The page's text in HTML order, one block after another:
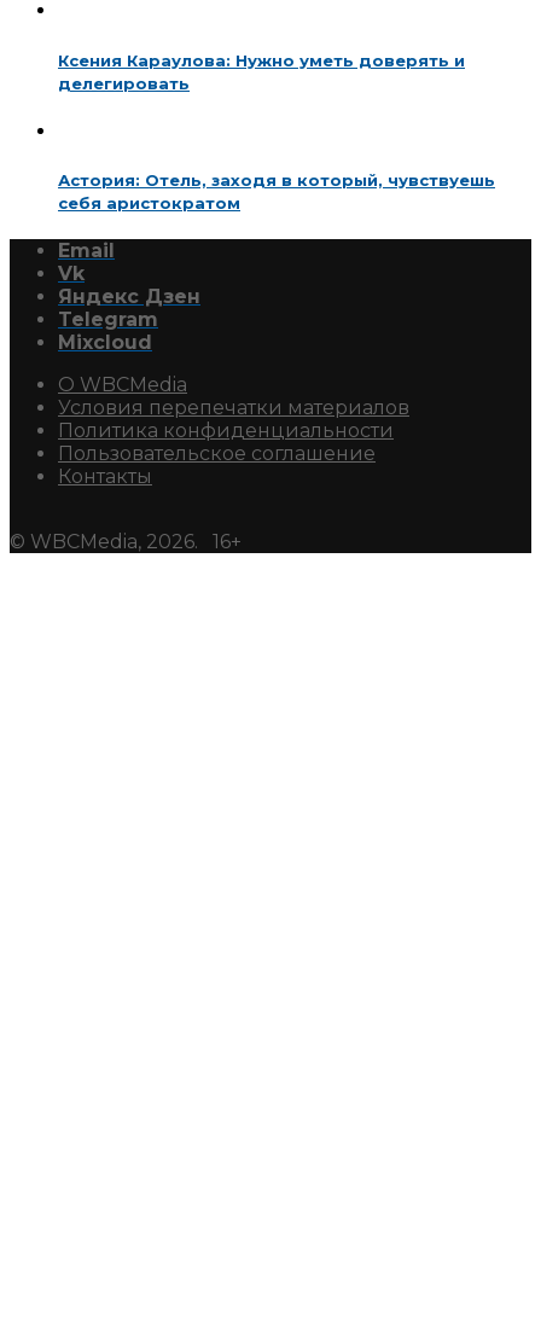
Ксения Караулова: Нужно уметь доверять и
делегировать
Астория: Отель, заходя в который, чувствуешь
себя аристократом
Email
Vk
Яндекс Дзен
Telegram
Mixcloud
О WBCMedia
Условия перепечатки материалов
Политика конфиденциальности
Пользовательское соглашение
Контакты
© WBCMedia, 2026. 16+